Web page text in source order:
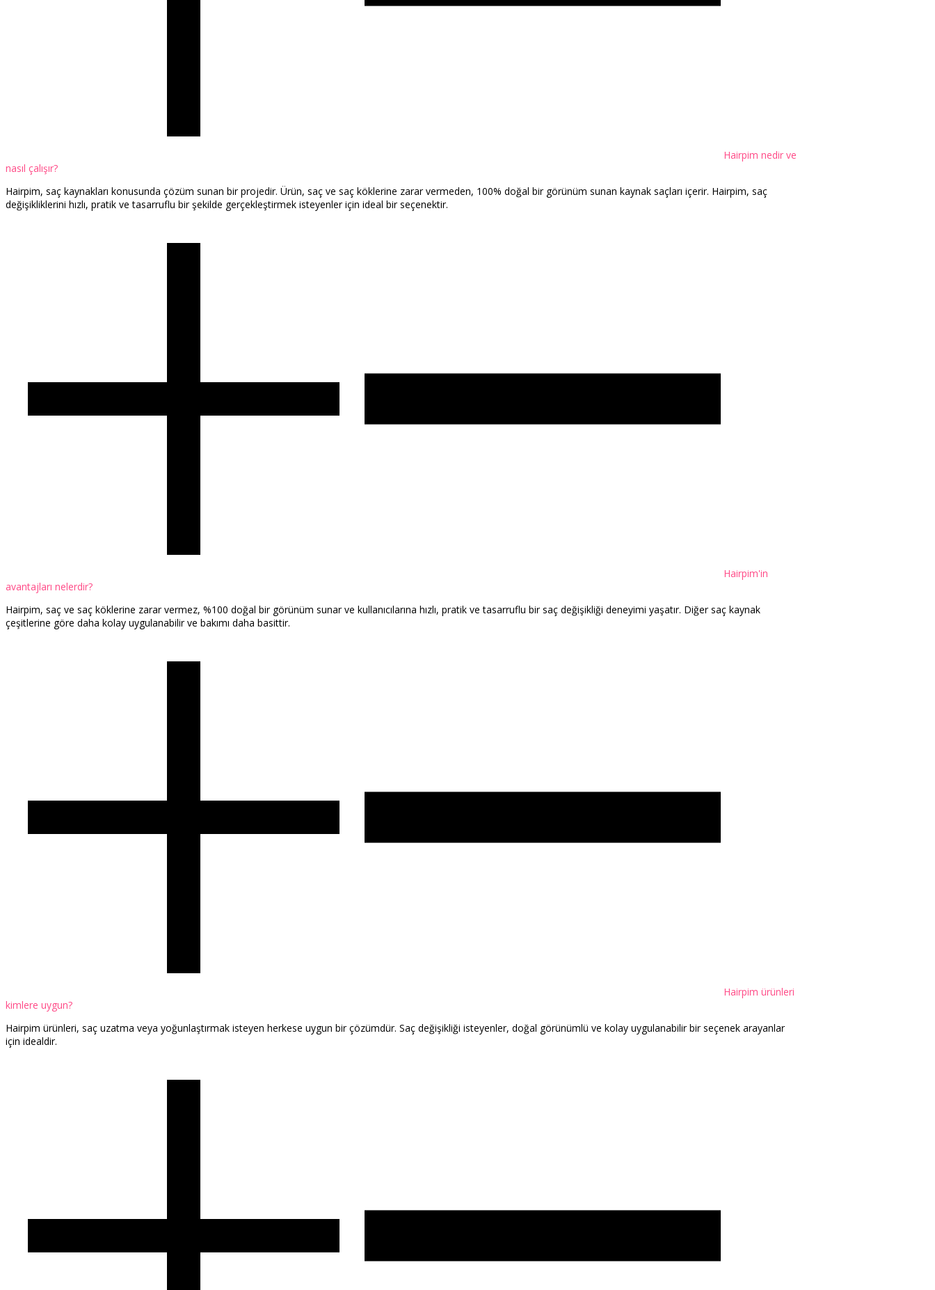
Hairpim nedir ve
nasıl çalışır?
Hairpim, saç kaynakları konusunda çözüm sunan bir projedir. Ürün, saç ve saç köklerine zarar vermeden, 100% doğal bir görünüm sunan kaynak saçları içerir. Hairpim, saç
değişikliklerini hızlı, pratik ve tasarruflu bir şekilde gerçekleştirmek isteyenler için ideal bir seçenektir.
Hairpim'in
avantajları nelerdir?
Hairpim, saç ve saç köklerine zarar vermez, %100 doğal bir görünüm sunar ve kullanıcılarına hızlı, pratik ve tasarruflu bir saç değişikliği deneyimi yaşatır. Diğer saç kaynak
çeşitlerine göre daha kolay uygulanabilir ve bakımı daha basittir.
Hairpim ürünleri
kimlere uygun?
Hairpim ürünleri, saç uzatma veya yoğunlaştırmak isteyen herkese uygun bir çözümdür. Saç değişikliği isteyenler, doğal görünümlü ve kolay uygulanabilir bir seçenek arayanlar
için idealdir.